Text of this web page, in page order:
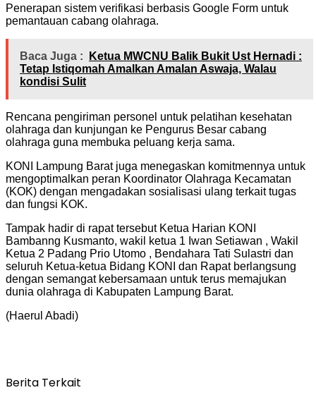
Penerapan sistem verifikasi berbasis Google Form untuk
pemantauan cabang olahraga.
Baca Juga :
Ketua MWCNU Balik Bukit Ust Hernadi :
Tetap Istiqomah Amalkan Amalan Aswaja, Walau
kondisi Sulit
Rencana pengiriman personel untuk pelatihan kesehatan
olahraga dan kunjungan ke Pengurus Besar cabang
olahraga guna membuka peluang kerja sama.
KONI Lampung Barat juga menegaskan komitmennya untuk
mengoptimalkan peran Koordinator Olahraga Kecamatan
(KOK) dengan mengadakan sosialisasi ulang terkait tugas
dan fungsi KOK.
Tampak hadir di rapat tersebut Ketua Harian KONI
Bambanng Kusmanto, wakil ketua 1 Iwan Setiawan , Wakil
Ketua 2 Padang Prio Utomo , Bendahara Tati Sulastri dan
seluruh Ketua-ketua Bidang KONI dan Rapat berlangsung
dengan semangat kebersamaan untuk terus memajukan
dunia olahraga di Kabupaten Lampung Barat.
(Haerul Abadi)
Berita Terkait